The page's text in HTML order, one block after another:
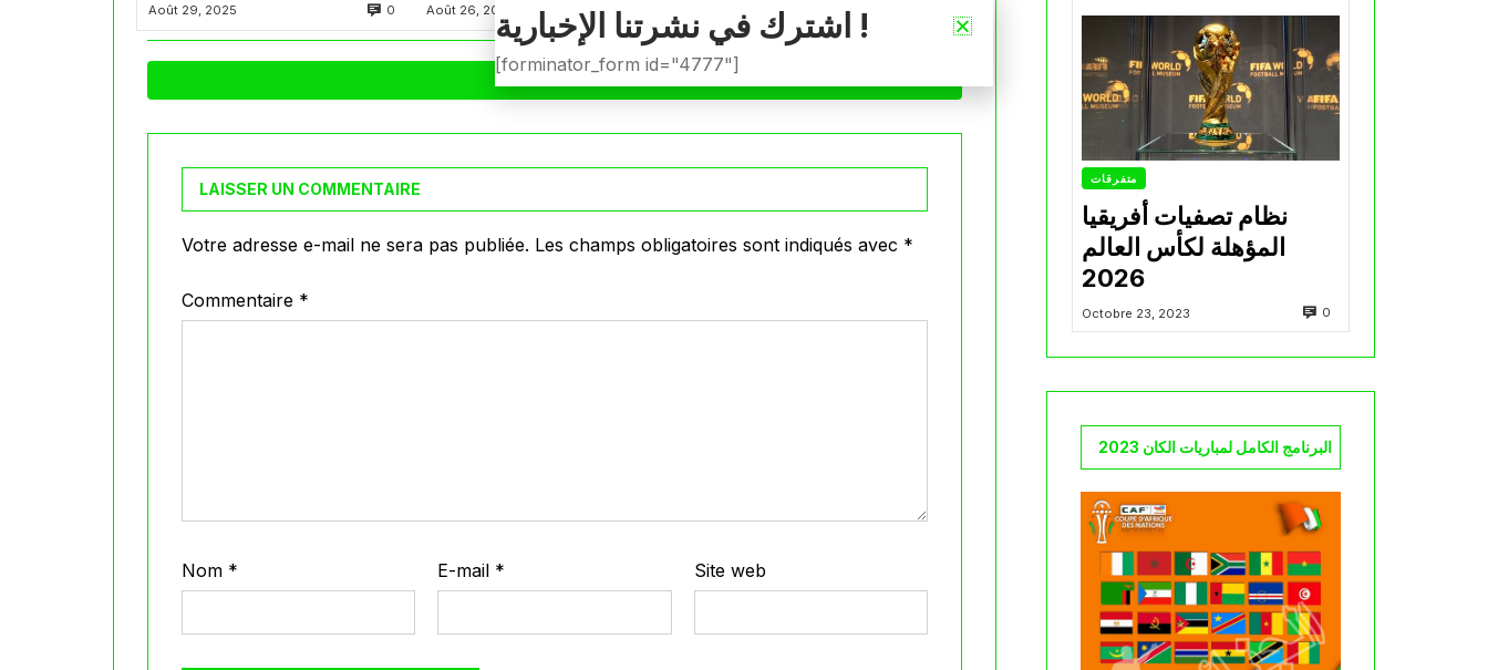
Août 29, 2025 0 Août 26, 2025 Août 26, 2025
LAISSER UN COMMENTAIRE
Votre adresse e-mail ne sera pas publiée. Les champs obligatoires sont indiqués avec *
Commentaire *
Nom * E-mail * Site web
متفرقات
نظام تصفيات أفريقيا
المؤهلة لكأس العالم
2026
Octobre 23, 2023 0
البرنامج الكامل لمباريات الكان 2023
اشترك في نشرتنا الإخبارية !
[forminator_form id="4777"]